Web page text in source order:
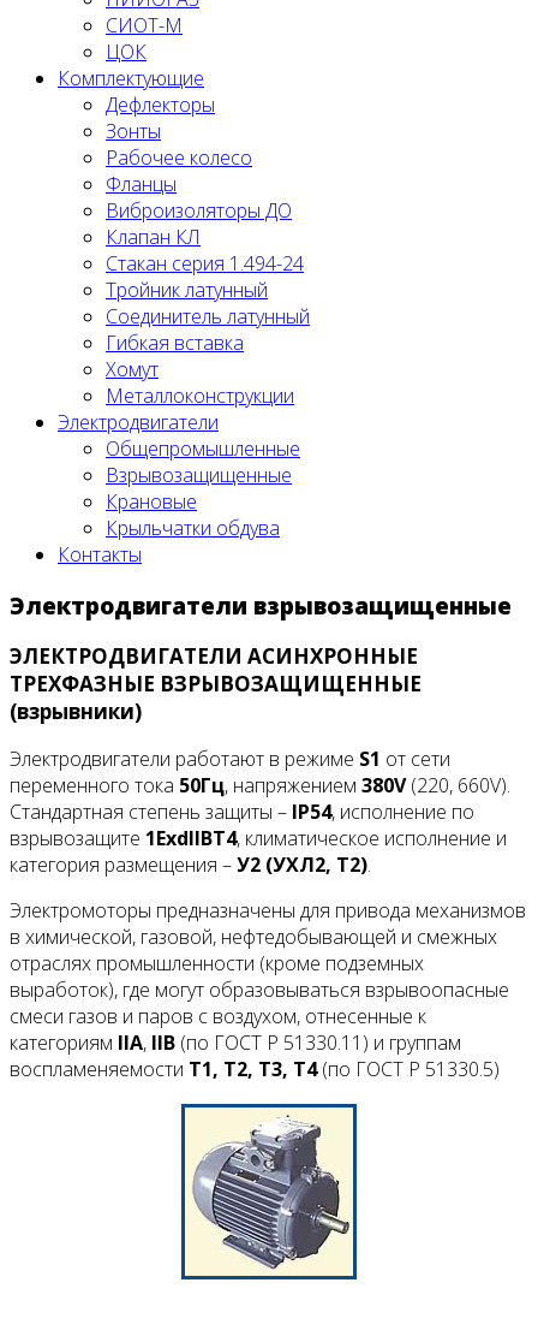
СИОТ-М
ЦОК
Комплектующие
Дефлекторы
Зонты
Рабочее колесо
Фланцы
Виброизоляторы ДО
Клапан КЛ
Стакан серия 1.494-24
Тройник латунный
Соединитель латунный
Гибкая вставка
Хомут
Металлоконструкции
Электродвигатели
Общепромышленные
Взрывозащищенные
Крановые
Крыльчатки обдува
Контакты
Электродвигатели взрывозащищенные
ЭЛЕКТРОДВИГАТЕЛИ АСИНХРОННЫЕ
ТРЕХФАЗНЫЕ ВЗРЫВОЗАЩИЩЕННЫЕ
(взрывники)
Электродвигатели работают в режиме S1 от сети
переменного тока 50Гц, напряжением 380V(220, 660V).
Стандартная степень защиты – IP54, исполнение по
взрывозащите 1ExdIIBT4, климатическое исполнение и
категория размещения –У2 (УХЛ2, Т2).
Электромоторы предназначены для привода механизмов
в химической, газовой, нефтедобывающей и смежных
отраслях промышленности (кроме подземных
выработок), где могут образовываться взрывоопасные
смеси газов и паров с воздухом, отнесенные к
категориям IIA, IIB (по ГОСТ Р 51330.11) и группам
воспламеняемости Т1, Т2, Т3, Т4(по ГОСТ Р 51330.5)